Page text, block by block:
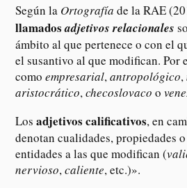
Según la Ortografía de la RAE
llamadosadjetivos relacionales
ámbito al que pertenece o con el
el susantivo al que modifican. Por
comoempresarial,antropológico,
aristocrático,checoslovaco o
Losadjetivos calificativos, en
denotan cualidades, propiedades
entidades a las que modifican (
nervioso,caliente, etc.)».